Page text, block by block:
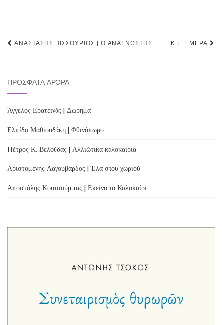
Post
ΑΝΑΣΤΆΣΗΣ ΠΙΣΣΟΎΡΙΟΣ | Ο ΑΝΑΓΝΏΣΤΗΣ Κ.Γ. | ΜΈΡΑ
ΠΡΌΣΦΑΤΑ ΆΡΘΡΑ
Άγγελος Ερατεινός | Δώρημα
Ελπίδα Μαθιουδάκη | Φθινόπωρο
Πέτρος Κ. Βελούδας | Αλλιώτικα καλοκαίρια
Αριστομένης Λαγουβάρδος | Έλα στου χωριού
Αποστόλης Κουτσούμπας | Εκείνο το Καλοκαίρι